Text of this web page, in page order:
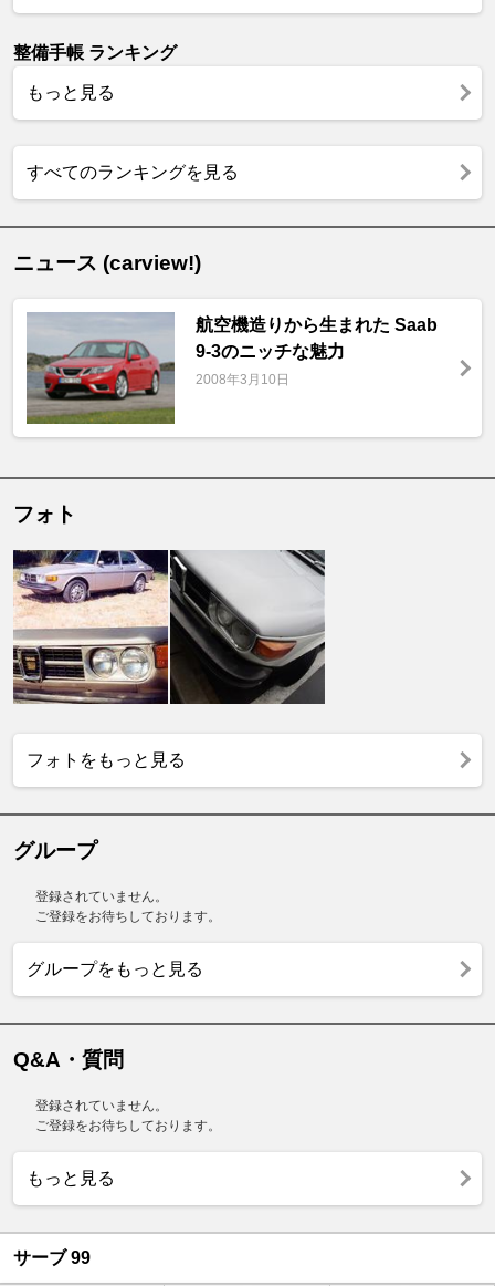
整備手帳 ランキング
もっと見る
すべてのランキングを見る
ニュース (carview!)
航空機造りから生まれた Saab
9-3のニッチな魅力
2008年3月10日
フォト
フォトをもっと見る
グループ
登録されていません。
ご登録をお待ちしております。
グループをもっと見る
Q&A・質問
登録されていません。
ご登録をお待ちしております。
もっと見る
サーブ 99